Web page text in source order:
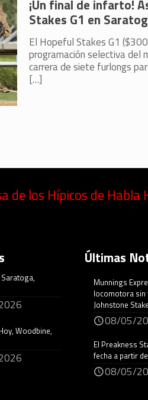
¡Un final de infarto!
Stakes G1 en
El Hopeful Stakes G1
programación selectiva del
carrera de siete furlongs
[…]
de los Hípicos de Habla
Woodbine,
Últimas
Munnings
locomotora sin
Johnstone
08/05/
El Preakness
fecha a partir
08/05/